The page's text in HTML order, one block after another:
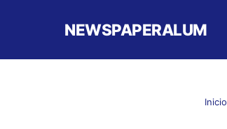
NEWSPAPERALUM
Inicio